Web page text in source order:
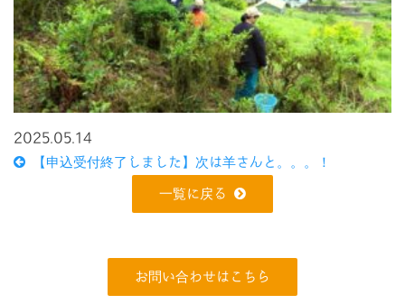
2025.05.14
【申込受付終了しました】次は羊さんと。。。！
一覧に戻る
お問い合わせはこちら